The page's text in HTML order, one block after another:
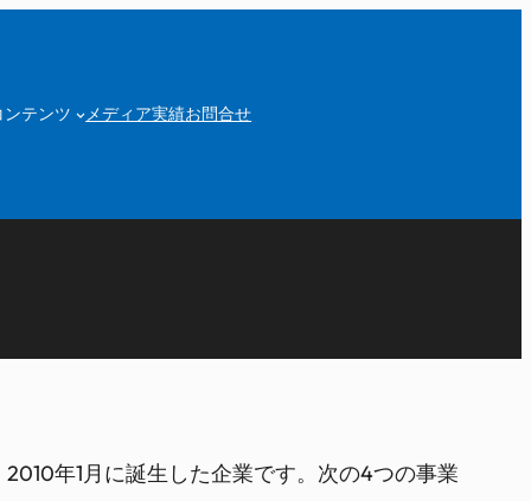
ンテンツ メディア実績お問合せ
年1月に誕生した企業です。次の4つの事業